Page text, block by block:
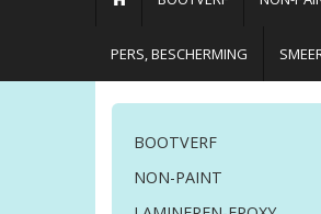
PERS, BESCHERMING
BOOTVERF
NON-PAINT